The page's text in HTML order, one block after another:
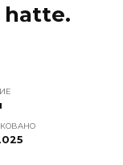
hatte.